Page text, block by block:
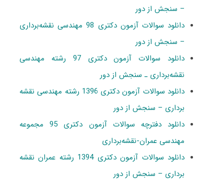
– سنجش از دور
دانلود سوالات آزمون دکتری 98 مهندسی نقشه‌برداری
– سنجش از دور
دانلود سوالات آزمون دکتری 97 رشته مهندسی
نقشه‌برداری ـ سنجش از دور
دانلود سوالات آزمون دکتری 1396 رشته مهندسی نقشه
برداری – سنجش از دور
دانلود دفترچه سوالات آزمون دکتری 95 مجموعه
مهندسی عمران-نقشه‌برداری
دانلود سوالات آزمون دکتری 1394 رشته عمران نقشه
برداری – سنجش از دور